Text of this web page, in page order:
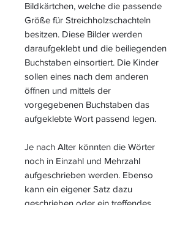
Bildkärtchen, welche die passende
Größe für Streichholzschachteln
besitzen. Diese Bilder werden
daraufgeklebt und die beiliegenden
Buchstaben einsortiert. Die Kinder
sollen eines nach dem anderen
öffnen und mittels der
vorgegebenen Buchstaben das
aufgeklebte Wort passend legen.
Je nach Alter könnten die Wörter
noch in Einzahl und Mehrzahl
aufgeschrieben werden. Ebenso
kann ein eigener Satz dazu
geschrieben oder ein treffendes